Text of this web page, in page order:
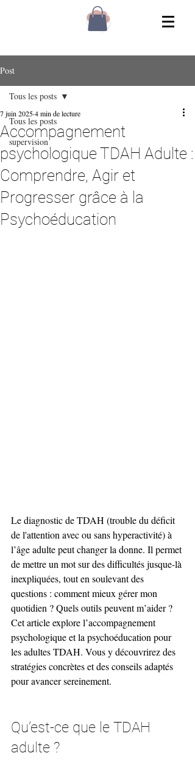
Post
Tous les posts
supervision
Tous les posts
Accompagnement
psychologique TDAH Adulte :
Comprendre, Agir et
Progresser grâce à la
Psychoéducation
7 juin 20254 min de lecture
Le diagnostic de TDAH (trouble du déficit
de l'attention avec ou sans hyperactivité) à
l’âge adulte peut changer la donne. Il permet
de mettre un mot sur des difficultés jusque-là
inexpliquées, tout en soulevant des
questions : comment mieux gérer mon
quotidien ? Quels outils peuvent m’aider ?
Cet article explore l’accompagnement
psychologique et la psychoéducation pour
les adultes TDAH. Vous y découvrirez des
stratégies concrètes et des conseils adaptés
pour avancer sereinement.
Qu’est-ce que le TDAH
adulte ?